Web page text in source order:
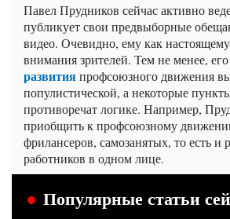
Павел Прудников сейчас активно
публикует свои предвыборные
видео. Очевидно, ему как настоящему
внимания зрителей. Тем не менее, его
развитияпрофсоюзного движения
популистической, а некоторые
противоречат логике. Например,
приобщить к профсоюзному
фрилансеров, самозанятых, то есть и
работников в одном лице.
Популярные статьи